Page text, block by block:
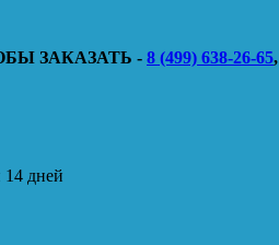
ЗАКАЗАТЬ - 8 (499) 638-26-65,
14 дней